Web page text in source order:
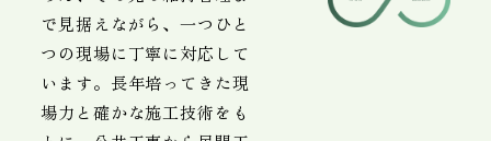
で見据えながら、一つひと
つの現場に丁寧に対応して
います。長年培ってきた現
場力と確かな施工技術をも